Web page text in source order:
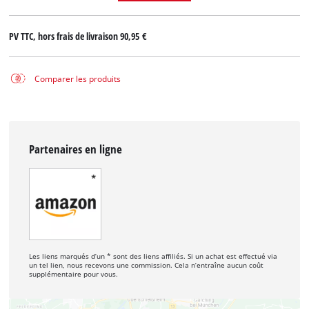
PV TTC, hors frais de livraison90,95 €
Comparer les produits
Partenaires en ligne
Les liens marqués d’un * sont des liens affiliés. Si un achat est effectué via
un tel lien, nous recevons une commission. Cela n’entraîne aucun coût
supplémentaire pour vous.